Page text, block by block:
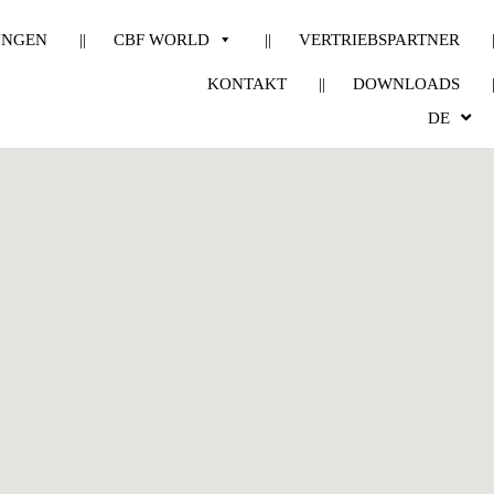
CBF WORLD VERTRIEBSPARTNER
KONTAKT
DOWNLOADS
DE